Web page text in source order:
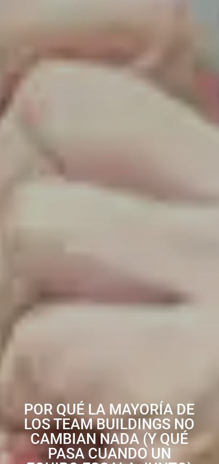
POR QUÉ LA MAYORÍA DE
LOS TEAM BUILDINGS NO
CAMBIAN NADA (Y QUÉ
PASA CUANDO UN